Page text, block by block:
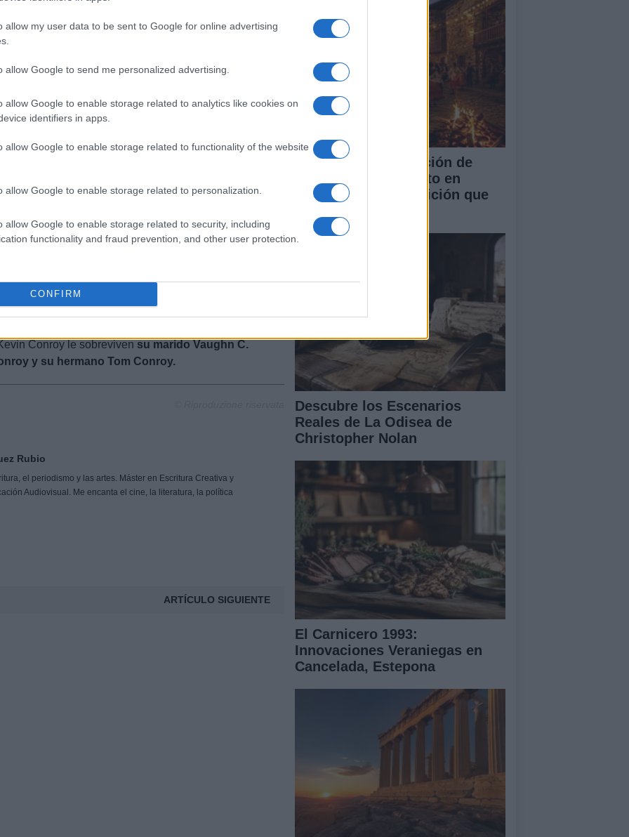
allow my user data to be sent to Google for online advertising
allow Google to send me personalized advertising.
allow Google to enable storage related to analytics like cookies on
identifiers in apps.
allow Google to enable storage related to functionality of the website
allow Google to enable storage related to personalization.
allow Google to enable storage related to security, including
functionality and fraud prevention, and other user protection.
CONFIRM
«Kevin era la perfección. Era una de mis
quería como a un hermano».
sin él. Siempre será mi Batman»
gente que le rodeaba: su decencia brillaba en todo
o hablaba con él, mi ánimo se elevaba».
Hamill.
como uno de los mejores actores de Batman. «Fue
que consiguieron al tipo exacto para el papel
Sus ritmos y sutilezas, sus tonos y su forma de
a hacer mi interpretación». «Fue el socio ideal:
y creativa.
dándolo todo, alimentando a los primeros en
de que todos los fans que le esperaban
Conroy le sobreviven su marido Vaughn C.
y su hermano Tom Conroy.
Rubio
el periodismo y las artes. Máster en Escritura Creativa y
Audiovisual. Me encanta el cine, la literatura, la política
ARTÍCULO SIGUIENTE
La singular celebración de
Nochevieja en Agosto en
Bérchules: una tradición que
Descubre los Escenarios
Reales de La Odisea de
Christopher Nolan
El Carnicero 1993:
Innovaciones Veraniegas en
Cancelada, Estepona